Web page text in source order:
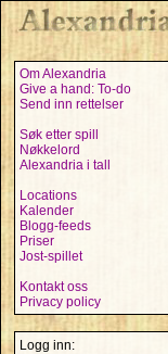
Om Alexandria
Give a hand: To-do
Send inn rettelser
Søk etter spill
Nøkkelord
Alexandria i tall
Locations
Kalender
Blogg-feeds
Priser
Jost-spillet
Kontakt oss
Privacy policy
Logg inn: